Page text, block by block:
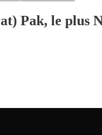
Pak, le plus